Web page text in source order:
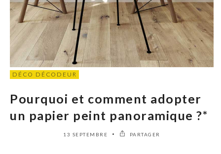
DÉCO DÉCODEUR
Pourquoi et comment adopter
un papier peint panoramique ?*
13 SEPTEMBRE PARTAGER